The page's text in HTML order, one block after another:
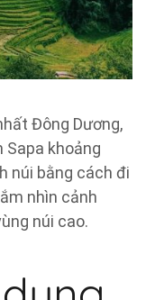
Đông Dương,
Sapa khoảng
núi bằng cách đi
nhìn cảnh
núi cao.